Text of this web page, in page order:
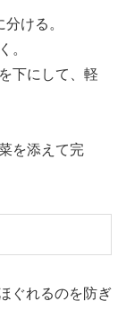
ける。
。
下にして、軽
を添えて完
ぐれるのを防ぎ